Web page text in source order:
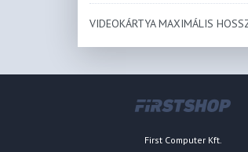
VIDEOKÁRTYA MAXIMÁLIS
First Computer Kft.